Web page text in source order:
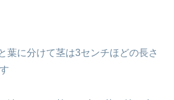
葉に分けて茎は3センチほどの長さ